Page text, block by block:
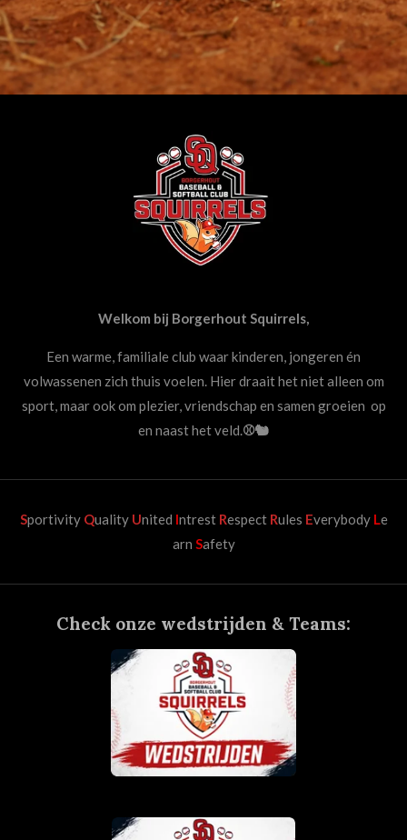
Welkom bij Borgerhout Squirrels,
Een warme, familiale club waar kinderen, jongeren én
volwassenen zich thuis voelen. Hier draait het niet alleen om
sport, maar ook om plezier, vriendschap en samen groeien op
en naast het veld. ⚾🐿️
Sportivity Quality United Intrest Respect Rules Everybody L e
arn Safety
Check onze wedstrijden & Teams: